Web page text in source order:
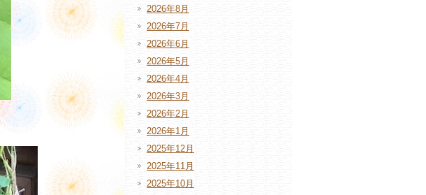
2026年8月
2026年7月
2026年6月
2026年5月
2026年4月
2026年3月
2026年2月
2026年1月
2025年12月
2025年11月
2025年10月